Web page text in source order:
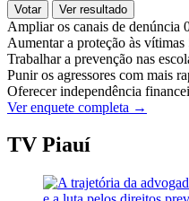
Votar Ver resultado
Ampliar os canais de denúncia
Aumentar a proteção às vítimas
Trabalhar a prevenção nas
Punir os agressores com mais
Oferecer independência
Ver enquete completa →
TV Piauí